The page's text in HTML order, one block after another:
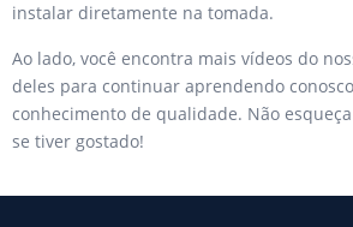
instalar diretamente na tomada.
Ao lado, você encontra mais vídeos do
deles para continuar aprendendo
conhecimento de qualidade. Não
se tiver gostado!